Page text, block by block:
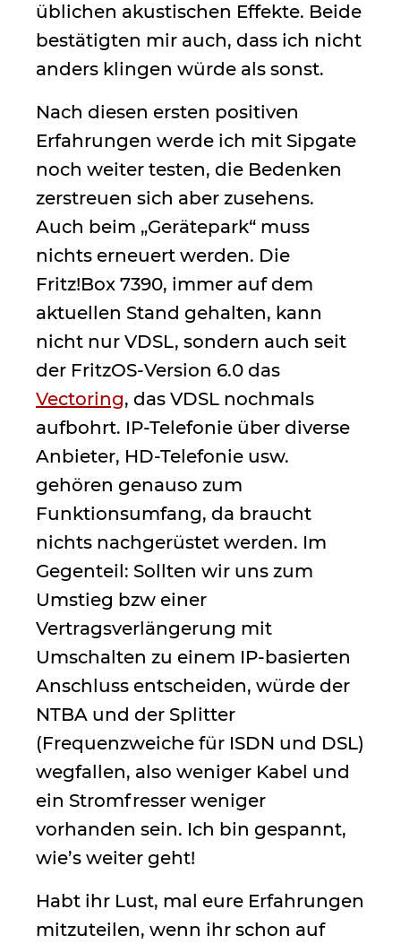
üblichen akustischen Effekte. Beide
bestätigten mir auch, dass ich nicht
anders klingen würde als sonst.
Nach diesen ersten positiven
Erfahrungen werde ich mit Sipgate
noch weiter testen, die Bedenken
zerstreuen sich aber zusehens.
Auch beim „Gerätepark“ muss
nichts erneuert werden. Die
Fritz!Box 7390, immer auf dem
aktuellen Stand gehalten, kann
nicht nur VDSL, sondern auch seit
der FritzOS-Version 6.0 das
Vectoring, das VDSL nochmals
aufbohrt. IP-Telefonie über diverse
Anbieter, HD-Telefonie usw.
gehören genauso zum
Funktionsumfang, da braucht
nichts nachgerüstet werden. Im
Gegenteil: Sollten wir uns zum
Umstieg bzw einer
Vertragsverlängerung mit
Umschalten zu einem IP-basierten
Anschluss entscheiden, würde der
NTBA und der Splitter
(Frequenzweiche für ISDN und DSL)
wegfallen, also weniger Kabel und
ein Stromfresser weniger
vorhanden sein. Ich bin gespannt,
wie’s weiter geht!
Habt ihr Lust, mal eure Erfahrungen
mitzuteilen, wenn ihr schon auf